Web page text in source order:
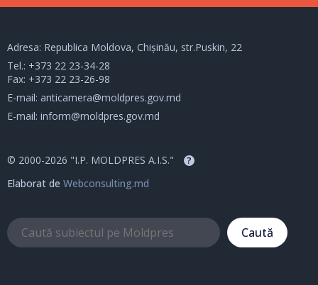
Adresa: Republica Moldova, Chișinău, str.Puskin, 22
Tel.: +373 22 23-34-28
Fax: +373 22 23-26-98
E-mail: anticamera@moldpres.gov.md
E-mail: inform@moldpres.gov.md
© 2000-2026 "I.P. MOLDPRES A.I.S." ?
Elaborat de Webconsulting.md
Caută